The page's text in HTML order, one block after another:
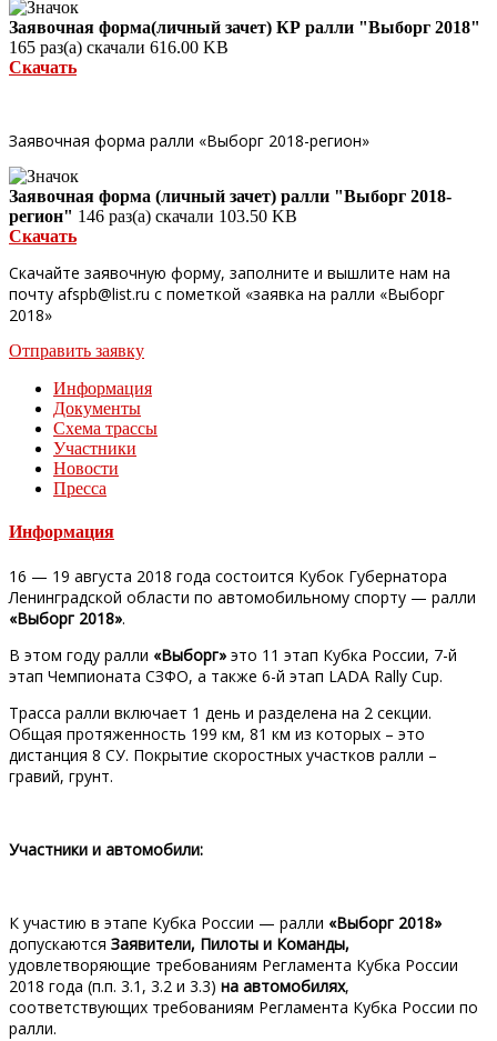
Заявочная форма(личный зачет) КР ралли "Выборг 2018"
165 раз(а) скачали 616.00 KB
Скачать
Заявочная форма ралли «Выборг 2018-регион»
Заявочная форма (личный зачет) ралли "Выборг 2018-
регион" 146 раз(а) скачали 103.50 KB
Скачать
Скачайте заявочную форму, заполните и вышлите нам на
почту afspb@list.ru с пометкой «заявка на ралли «Выборг
2018»
Отправить заявку
Информация
Документы
Схема трассы
Участники
Новости
Пресса
Информация
16 — 19 августа 2018 года состоится Кубок Губернатора
Ленинградской области по автомобильному спорту — ралли
«Выборг 2018».
В этом году ралли «Выборг» это 11 этап Кубка России, 7-й
этап Чемпионата СЗФО, а также 6-й этап LADA Rally Cup.
Трасса ралли включает 1 день и разделена на 2 секции.
Общая протяженность 199 км, 81 км из которых – это
дистанция 8 СУ. Покрытие скоростных участков ралли –
гравий, грунт.
Участники и автомобили:
К участию в этапе Кубка России — ралли «Выборг 2018»
допускаются Заявители, Пилоты и Команды,
удовлетворяющие требованиям Регламента Кубка России
2018 года (п.п. 3.1, 3.2 и 3.3) на автомобилях,
соответствующих требованиям Регламента Кубка России по
ралли.